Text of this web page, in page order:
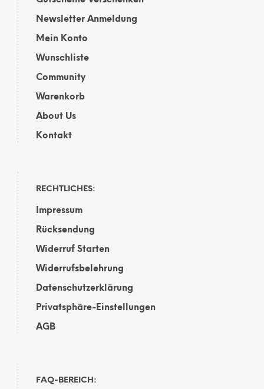
Newsletter Anmeldung
Mein Konto
Wunschliste
Community
Warenkorb
About Us
Kontakt
RECHTLICHES:
Impressum
Rücksendung
Widerruf Starten
Widerrufsbelehrung
Datenschutzerklärung
Privatsphäre-Einstellungen
AGB
FAQ-BEREICH: